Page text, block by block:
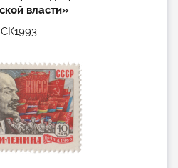
власти»
СК1993